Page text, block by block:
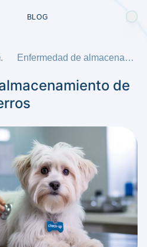
BLOG
Enfermedad de almacenamiento de glucógeno en perros
de